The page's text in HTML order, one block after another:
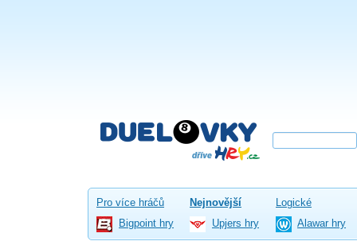
Pro více hráčů Nejnovější
Logické
Bigpoint hry
Upjers hry Alawar hry